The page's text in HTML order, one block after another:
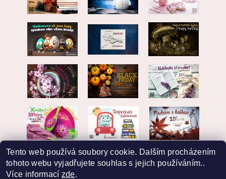
Tento web používá soubory cookie. Dalším procházením
tohoto webu vyjadřujete souhlas s jejich používáním..
Více informací zde.